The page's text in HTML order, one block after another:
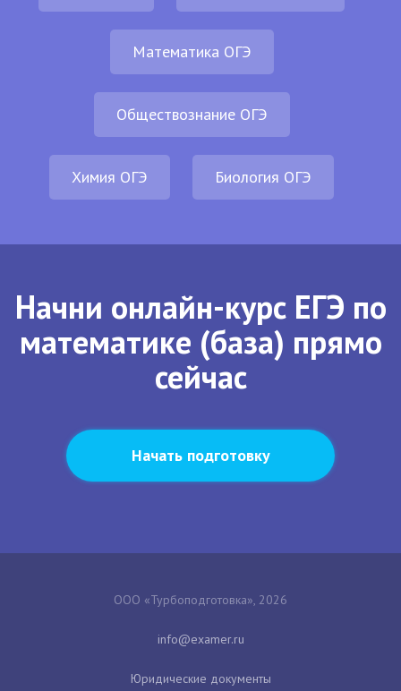
Математика ОГЭ
Обществознание ОГЭ
Химия ОГЭ Биология ОГЭ
Начни онлайн-курс ЕГЭ по
математике (база) прямо
сейчас
Начать подготовку
ООО «Турбоподготовка», 2026
Юридические документы